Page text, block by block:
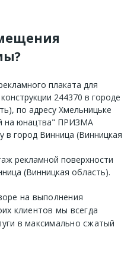
плаката для
244370 в городе
по адресу Хмельницьке
на юнацтва" ПРИЗМА
в город Винница (Винницкая
рекламной поверхности
(Винницкая область).
на выполнения
клиентов мы всегда
в максимально сжатый